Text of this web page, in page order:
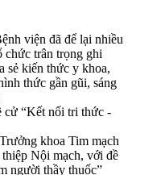
viện đã để lại nhiều
chức trân trọng ghi
sẻ kiến thức y khoa,
thức gần gũi, sáng
cử “Kết nối tri thức -
khoa Tim mạch
Nội mạch, với đề
người thầy thuốc”